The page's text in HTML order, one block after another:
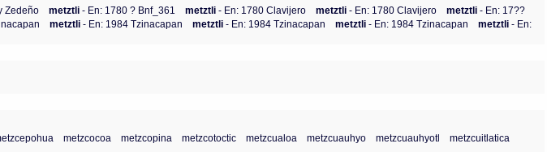
Zedeño metztli- En: 1780 ? Bnf_361 metztli- En: 1780 Clavijero metztli- En: 1780 Clavijero metztli- En: 17??
metztli- En: 1984 Tzinacapan metztli- En: 1984 Tzinacapan metztli- En: 1984 Tzinacapan metztli- En:
metzcocoa metzcopina metzcotoctic metzcualoa metzcuauhyo metzcuauhyotl
metzcuitlatica